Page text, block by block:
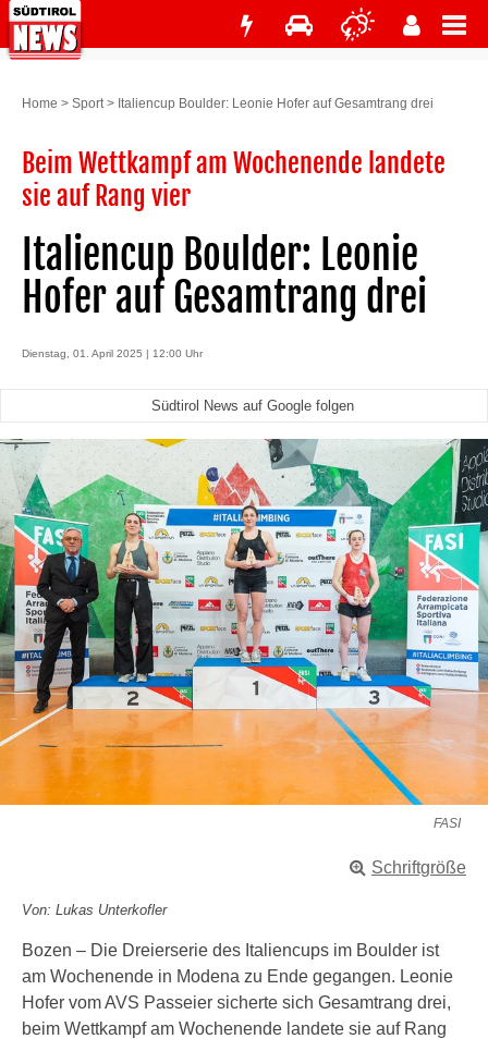
Home > Sport> Italiencup Boulder: Leonie Hofer auf Gesamtrang drei
Beim Wettkampf am Wochenende landete
sie auf Rang vier
Italiencup Boulder: Leonie
Hofer auf Gesamtrang drei
Dienstag, 01. April 2025 | 12:00 Uhr
Südtirol News auf Google folgen
FASI
Schriftgröße
Von: Lukas Unterkofler
Bozen – Die Dreierserie des Italiencups im Boulder ist
am Wochenende in Modena zu Ende gegangen. Leonie
Hofer vom AVS Passeier sicherte sich Gesamtrang drei,
beim Wettkampf am Wochenende landete sie auf Rang